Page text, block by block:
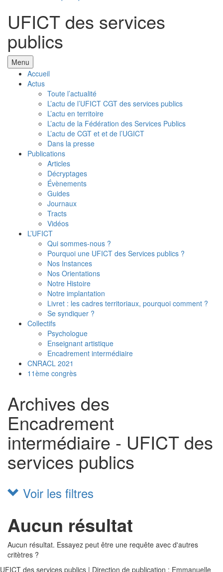
UFICT des services
publics
Menu
Accueil
Actus
Toute l’actualité
L’actu de l’UFICT CGT des services publics
L’actu en territoire
L’actu de la Fédération des Services Publics
L’actu de CGT et et de l’UGICT
Dans la presse
Publications
Articles
Décryptages
Évènements
Guides
Journaux
Tracts
Vidéos
L’UFICT
Qui sommes-nous ?
Pourquoi une UFICT des Services publics ?
Nos Instances
Nos Orientations
Notre Histoire
Notre implantation
Livret : les cadres territoriaux, pourquoi comment ?
Se syndiquer ?
Collectifs
Psychologue
Enseignant artistique
Encadrement intermédiaire
CNRACL 2021
11ème congrès
Archives des
Encadrement
intermédiaire - UFICT des
services publics
Voir les filtres
Aucun résultat
Aucun résultat. Essayez peut être une requête avec d'autres
critètres ?
UFICT des services publics | Direction de publication : Emmanuelle